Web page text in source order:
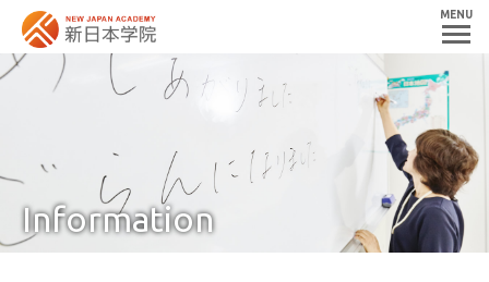
MENU
Information